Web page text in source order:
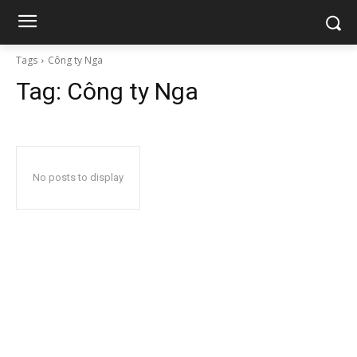
Tags Công ty Nga
Tag: Công ty Nga
No posts to display